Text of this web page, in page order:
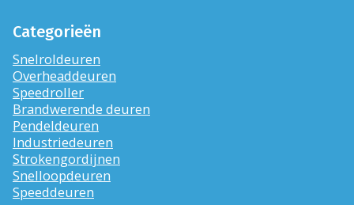
Categorieën
Snelroldeuren
Overheaddeuren
Speedroller
Brandwerende deuren
Pendeldeuren
Industriedeuren
Strokengordijnen
Snelloopdeuren
Speeddeuren